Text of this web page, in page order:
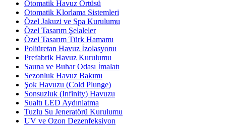
Otomatik Havuz Örtüsü
Otomatik Klorlama Sistemleri
Özel Jakuzi ve Spa Kurulumu
Özel Tasarım Şelaleler
Özel Tasarım Türk Hamamı
Poliüretan Havuz İzolasyonu
Prefabrik Havuz Kurulumu
Sauna ve Buhar Odası İmalatı
Sezonluk Havuz Bakımı
Şok Havuzu (Cold Plunge)
Sonsuzluk (Infinity) Havuzu
Sualtı LED Aydınlatma
Tuzlu Su Jeneratörü Kurulumu
UV ve Ozon Dezenfeksiyon